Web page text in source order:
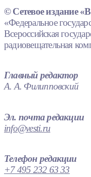
© Сетевое издание
«Федеральное
Всероссийская
радиовещательная
Главный редактор
А. А. Филипповский
Эл. почта редакции
info@vesti.ru
Телефон редакции
+7 495 232 63 33